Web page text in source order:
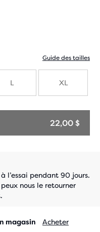
Guide des tailles
L XL
22,00 $
l’essai pendant 90 jours.
nous le retourner
magasin
Acheter